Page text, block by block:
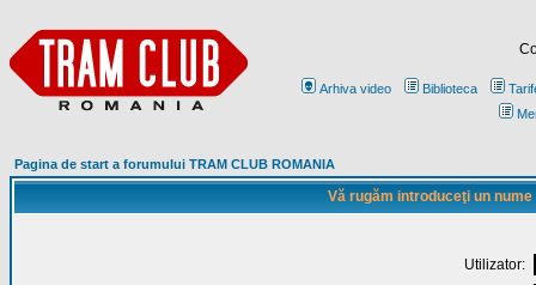
Arhiva video Biblioteca
Pagina de start a forumului TRAM CLUB ROMANIA
Vă rugăm introduceţi un
Utilizator: